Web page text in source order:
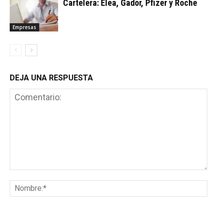
Empresas
Cartelera: Elea, Gador, Pfizer y Roche
DEJA UNA RESPUESTA